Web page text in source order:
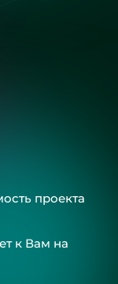
проекта
к Вам на